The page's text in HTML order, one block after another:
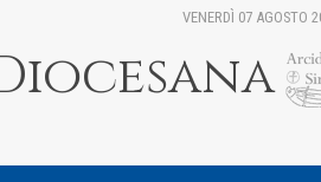
VENERDÌ 07 AGOSTO